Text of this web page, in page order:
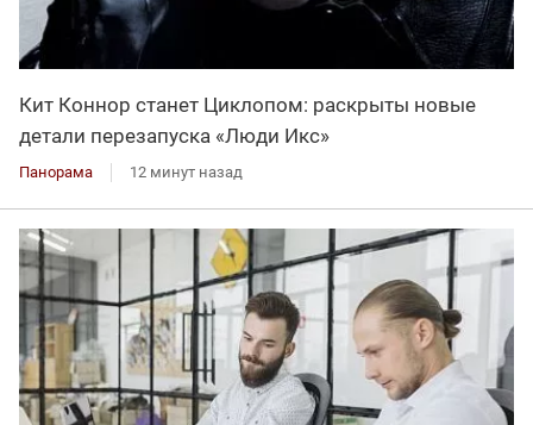
Кит Коннор станет Циклопом: раскрыты новые
детали перезапуска «Люди Икс»
Панорама 12 минут назад